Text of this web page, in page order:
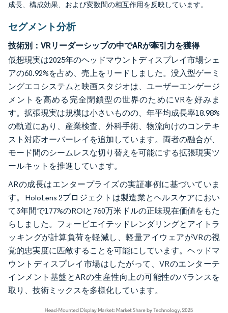
成長、構成効果、および変数間の相互作用を反映しています。
セグメント分析
技術別：VRリーダーシップの中でARが牽引力を獲得
仮想現実は2025年のヘッドマウントディスプレイ市場シェ
アの60.92%を占め、売上をリードしました。没入型ゲーミ
ングエコシステムと映画スタジオは、ユーザーエンゲージ
メントを高める完全閉鎖型の世界のためにVRを好みま
す。拡張現実は規模は小さいものの、年平均成長率18.98%
の軌道にあり、産業検査、外科手術、物流向けのコンテキ
スト対応オーバーレイを追加しています。両者の融合が、
モード間のシームレスな切り替えを可能にする拡張現実ツ
ールキットを推進しています。
ARの成長はエンタープライズの実証事例に基づいていま
す。HoloLens 2プロジェクトは製造業とヘルスケアにおい
て3年間で177%のROIと760万米ドルの正味現在価値をもた
らしました。フォービエイテッドレンダリングとアイトラ
ッキングが計算負荷を軽減し、軽量アイウェアがVRの視
覚的忠実度に匹敵することを可能にしています。ヘッドマ
ウントディスプレイ市場はしたがって、VRのエンターテ
インメント基盤とARの生産性向上の可能性のバランスを
取り、技術ミックスを多様化しています。